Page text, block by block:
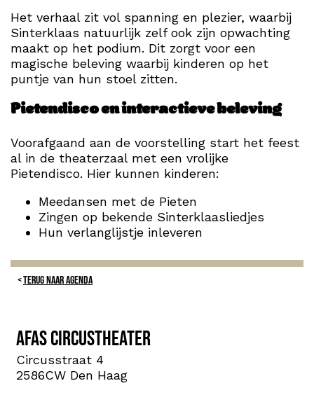
Het verhaal zit vol spanning en plezier, waarbij
Sinterklaas natuurlijk zelf ook zijn opwachting
maakt op het podium. Dit zorgt voor een
magische beleving waarbij kinderen op het
puntje van hun stoel zitten.
Pietendisco en interactieve beleving
Voorafgaand aan de voorstelling start het feest
al in de theaterzaal met een vrolijke
Pietendisco. Hier kunnen kinderen:
Meedansen met de Pieten
Zingen op bekende Sinterklaasliedjes
Hun verlanglijstje inleveren
TERUG NAAR AGENDA
AFAS Circustheater
Circusstraat 4
2586CW Den Haag